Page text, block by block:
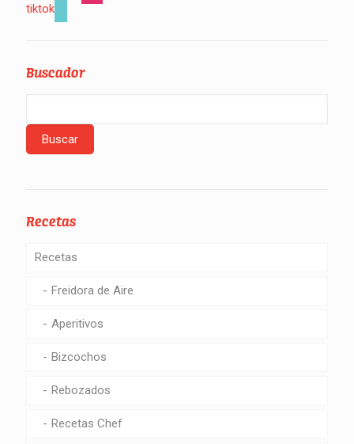
tiktok
Buscador
Recetas
Recetas
Freidora de Aire
Aperitivos
Bizcochos
Rebozados
Recetas Chef